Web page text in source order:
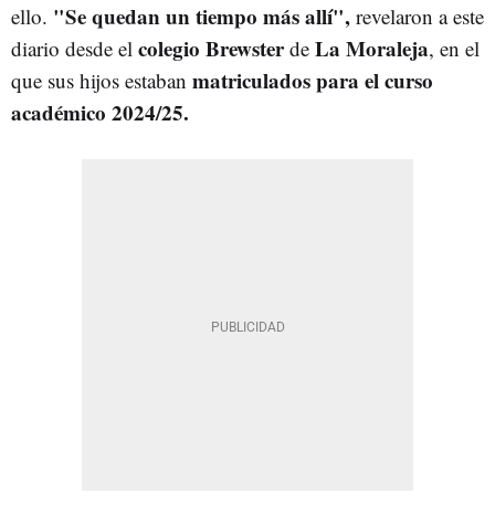
ello. "Se quedan un tiempo más allí", revelaron a este
diario desde el colegio Brewsterde La Moraleja, en el
que sus hijos estaban matriculados para el curso
académico 2024/25.